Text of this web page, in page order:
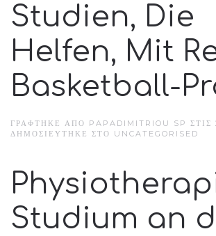
Studien, Die
Helfen, Mit
Basketball-
ΓΡΆΦΤΗΚΕ ΑΠΌ PAPADIMITRIOU SP ΣΤΙΣ
ΔΗΜΟΣΙΕΎΤΗΚΕ ΣΤΟ UNCATEGORISED
Studium an